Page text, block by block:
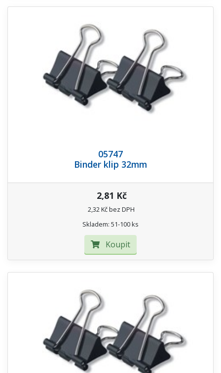
05747
Binder klip 32mm
2,81 Kč
2,32 Kč bez DPH
Skladem: 51-100 ks
Koupit